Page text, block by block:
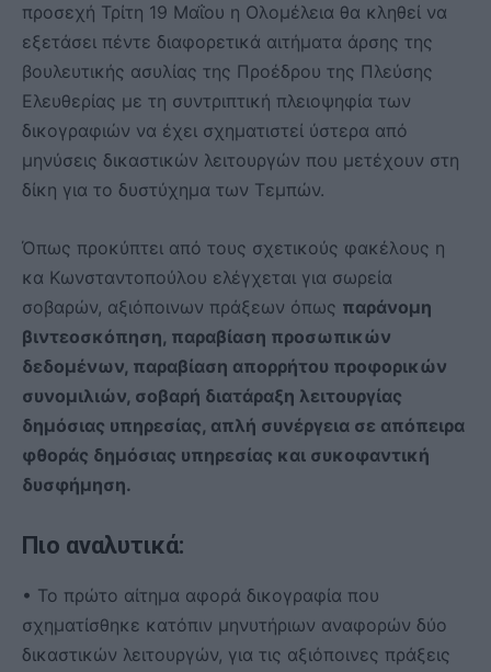
προσεχή Τρίτη 19 Μαΐου η Ολομέλεια θα κληθεί να
εξετάσει πέντε διαφορετικά αιτήματα άρσης της
βουλευτικής ασυλίας της Προέδρου της Πλεύσης
Ελευθερίας με τη συντριπτική πλειοψηφία των
δικογραφιών να έχει σχηματιστεί ύστερα από
μηνύσεις δικαστικών λειτουργών που μετέχουν στη
δίκη για το δυστύχημα των Τεμπών.
Όπως προκύπτει από τους σχετικούς φακέλους η
κα Κωνσταντοπούλου ελέγχεται για σωρεία
σοβαρών, αξιόποινων πράξεων όπως παράνομη
βιντεοσκόπηση, παραβίαση προσωπικών
δεδομένων, παραβίαση απορρήτου προφορικών
συνομιλιών, σοβαρή διατάραξη λειτουργίας
δημόσιας υπηρεσίας, απλή συνέργεια σε απόπειρα
φθοράς δημόσιας υπηρεσίας και συκοφαντική
δυσφήμηση.
Πιο αναλυτικά:
• Το πρώτο αίτημα αφορά δικογραφία που
σχηματίσθηκε κατόπιν μηνυτήριων αναφορών δύο
δικαστικών λειτουργών, για τις αξιόποινες πράξεις